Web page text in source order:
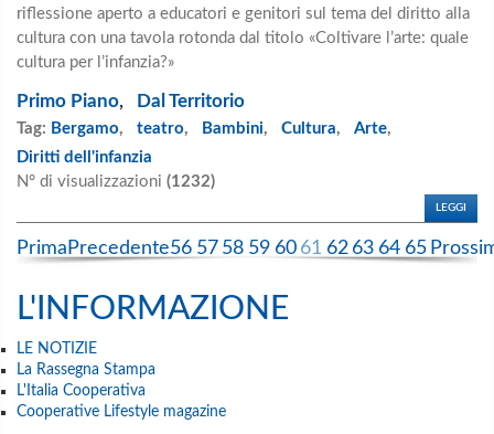
riflessione aperto a educatori e genitori sul tema del diritto alla
cultura con una tavola rotonda dal titolo «Coltivare l’arte: quale
cultura per l’infanzia?»
Primo Piano, Dal Territorio
Tag: Bergamo, teatro, Bambini, Cultura, Arte,
Diritti dell'infanzia
N° di visualizzazioni (1232)
LEGGI
Prima Precedente56 57 58 59 60 61 62 63 64 65
L'INFORMAZIONE
LE NOTIZIE
La Rassegna Stampa
L'Italia Cooperativa
Cooperative Lifestyle magazine